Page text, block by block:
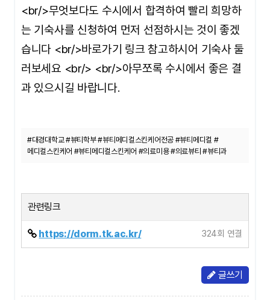
<br/>무엇보다도 수시에서 합격하여 빨리 희망하
는 기숙사를 신청하여 먼저 선점하시는 것이 좋겠
습니다 <br/>바로가기 링크 참고하시어 기숙사 둘
러보세요 <br/> <br/>아무쪼록 수시에서 좋은 결
과 있으시길 바랍니다.
#대경대학교 #뷰티학부 #뷰티메디컬스킨케어전공 #뷰티메디컬 #
메디컬스킨케어 #뷰티메디컬스킨케어 #의료미용 #의료뷰티 #뷰티과
관련링크
https://dorm.tk.ac.kr/ 324회 연결
글쓰기